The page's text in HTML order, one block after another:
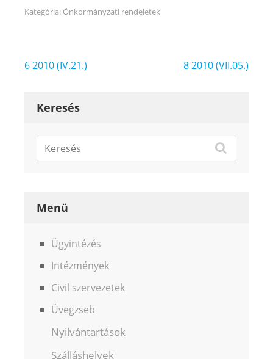
Kategória: Önkormányzati rendeletek
Bejegyzés
6 2010 (IV.21.) 8 2010 (VII.05.)
Keresés
Menü
Ügyintézés
Intézmények
Civil szervezetek
Üvegzseb
Nyilvántartások
Szálláshelyek